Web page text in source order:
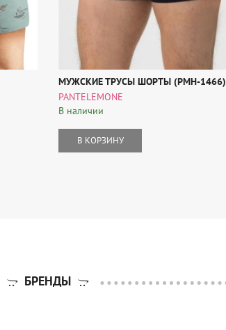
МУЖСКИЕ ТРУСЫ ШОРТЫ (PMH-1466)
PANTELEMONE
В наличии
В КОРЗИНУ
БРЕНДЫ